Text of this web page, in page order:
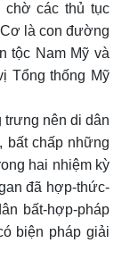
chờ các thủ tục
là con đường
tộc Nam Mỹ và
Tổng thống Mỹ
trưng nên di dân
bất chấp những
hai nhiệm kỳ
đã hợp-thức-
bất-hợp-pháp
biện pháp giải